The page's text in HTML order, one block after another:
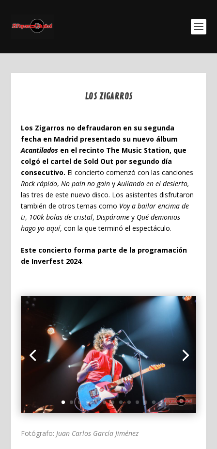
LOS ZIGARROS
Los Zigarros no defraudaron en su segunda
fecha en Madrid presentado su nuevo álbum
Acantilados en el recinto The Music Station, que
colgó el cartel de Sold Out por segundo día
consecutivo. El concierto comenzó con las canciones
Rock rápido, No pain no gainyAullando en el desierto,
las tres de este nuevo disco. Los asistentes disfrutaron
también de otros temas como Voy a bailar encima de
ti, 100k bolas de cristal, Dispáramey Qué demonios
hago yo aquí, con la que terminó el espectáculo.
Este concierto forma parte de la programación
de Inverfest 2024.
Fotógrafo: Juan Carlos García Jiménez